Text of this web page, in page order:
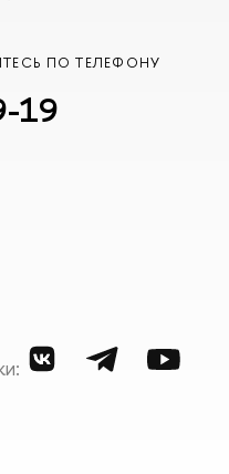
ПО ТЕЛЕФОНУ
19